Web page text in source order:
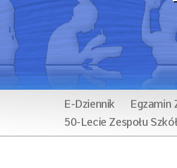
E-Dziennik Egzamin
50-Lecie Zespołu